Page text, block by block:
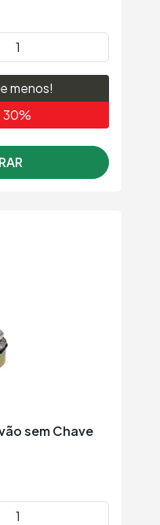
menos!
30%
sem Chave